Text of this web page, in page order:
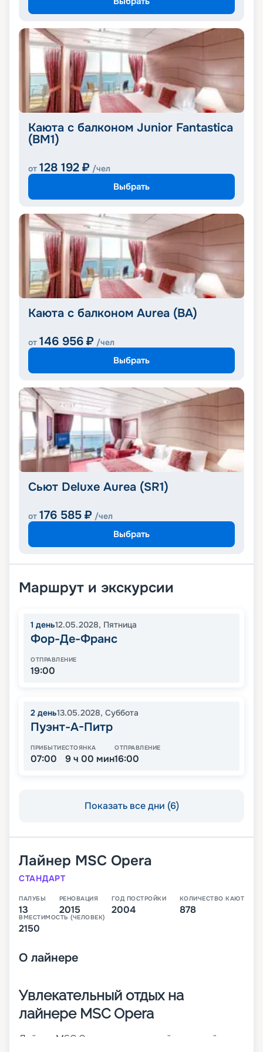
Каюта с балконом Junior Fantastica
(BM1)
от 128 192 ₽ /чел
Выбрать
Каюта с балконом Aurea (BA)
от 146 956 ₽ /чел
Выбрать
Сьют Deluxe Aurea (SR1)
от 176 585 ₽ /чел
Выбрать
Маршрут и экскурсии
1 день12.05.2028, Пятница
Фор-Де-Франс
ОТПРАВЛЕНИЕ
19:00
2 день13.05.2028, Суббота
Пуэнт-А-Питр
ПРИБЫТИЕ
07:00
СТОЯНКА
9 ч 00 мин
ОТПРАВЛЕНИЕ
16:00
Показать все дни (6)
Лайнер MSC Opera
СТАНДАРТ
ПАЛУБЫ
13
РЕНОВАЦИЯ
2015
ГОД ПОСТРОЙКИ
2004
КОЛИЧЕСТВО КАЮТ
878
ВМЕСТИМОСТЬ (ЧЕЛОВЕК)
2150
О лайнере
Увлекательный отдых на
лайнере MSC Opera
Лайнер MSC Opera – просторный круизный